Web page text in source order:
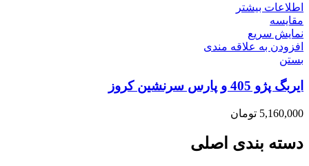
اطلاعات بیشتر
مقایسه
نمایش سریع
افزودن به علاقه مندی
بستن
ایربگ پژو 405 و پارس سرنشین کروز
5,160,000 تومان
دسته بندی اصلی